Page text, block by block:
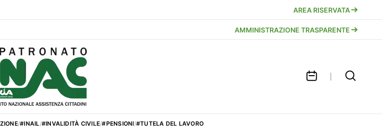
AREA RISERVATA
AMMINISTRAZIONE TRASPARENTE
/#INAIL/#INVALIDITÀ CIVILE/#PENSIONI/#TUTELA DEL LAVORO